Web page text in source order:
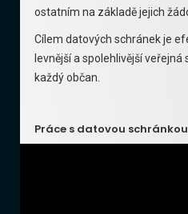
ostatním na základě jejich
Cílem datových schránek je
levnější a spolehlivější
každý občan.
Práce s datovou schránkou